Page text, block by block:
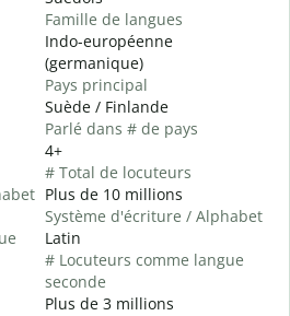
Famille de langues
Indo-européenne
(germanique)
Pays principal
Suède / Finlande
Parlé dans # de pays
4+
# Total de locuteurs
Plus de 10 millions
Système d'écriture / Alphabet
Latin
# Locuteurs comme langue
seconde
Plus de 3 millions